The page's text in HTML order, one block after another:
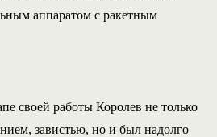
аппаратом с ракетным
своей работы Королев не только
завистью, но и был надолго